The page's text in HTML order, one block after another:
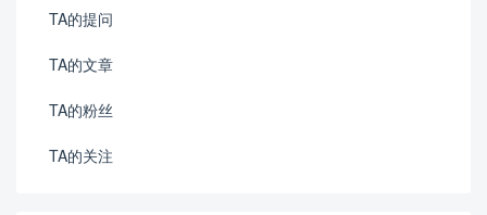
TA的提问
TA的文章
TA的粉丝
TA的关注